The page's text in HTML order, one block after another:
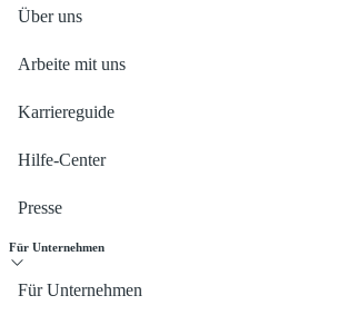
Über uns
Arbeite mit uns
Karriereguide
Hilfe-Center
Presse
Für Unternehmen
Für Unternehmen